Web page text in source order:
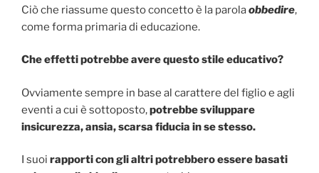
Ciò che riassume questo concetto è la parolaobbedire,
come forma primaria di educazione.
Che effetti potrebbe avere questo stile educativo?
Ovviamente sempre in base al carattere del figlio e agli
eventi a cui è sottoposto,potrebbe sviluppare
insicurezza, ansia, scarsa fiducia in se stesso.
I suoi rapporti con gli altri potrebbero essere basati